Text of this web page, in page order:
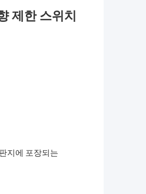
제한 스위치
지에 포장되는